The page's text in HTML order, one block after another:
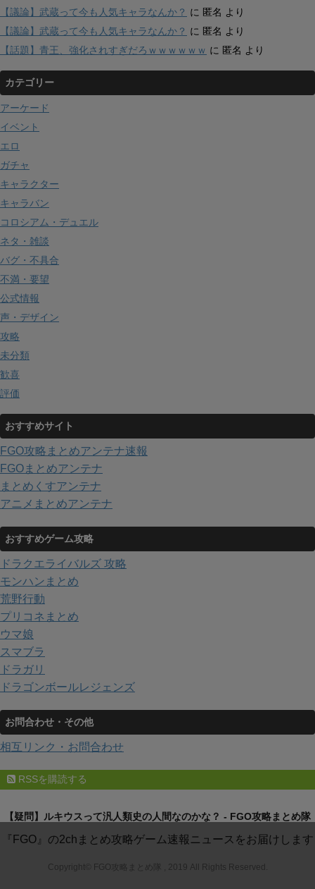
【議論】武蔵って今も人気キャラなんか？ に 匿名 より
【議論】武蔵って今も人気キャラなんか？ に 匿名 より
【話題】青王、強化されすぎだろｗｗｗｗｗｗ に 匿名 より
カテゴリー
アーケード
イベント
エロ
ガチャ
キャラクター
キャラバン
コロシアム・デュエル
ネタ・雑談
バグ・不具合
不満・要望
公式情報
声・デザイン
攻略
未分類
歓喜
評価
おすすめサイト
FGO攻略まとめアンテナ速報
FGOまとめアンテナ
まとめくすアンテナ
アニメまとめアンテナ
おすすめゲーム攻略
ドラクエライバルズ 攻略
モンハンまとめ
荒野行動
プリコネまとめ
ウマ娘
スマブラ
ドラガリ
ドラゴンボールレジェンズ
お問合わせ・その他
相互リンク・お問合わせ
RSSを購読する
【疑問】ルキウスって汎人類史の人間なのかな？ - FGO攻略まとめ隊
『FGO』の2chまとめ攻略ゲーム速報ニュースをお届けします
Copyright© FGO攻略まとめ隊 , 2019 All Rights Reserved.